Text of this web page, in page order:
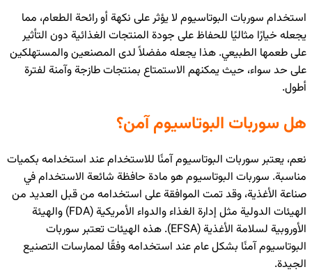
استخدام سوربات البوتاسيوم لا يؤثر على نكهة أو رائحة الطعام، مما
يجعله خيارًا مثاليًا للحفاظ على جودة المنتجات الغذائية دون التأثير
على طعمها الطبيعي. هذا يجعله مفضلاً لدى المصنعين والمستهلكين
على حد سواء، حيث يمكنهم الاستمتاع بمنتجات طازجة وآمنة لفترة
أطول.
هل سوربات البوتاسيوم آمن؟
نعم، يعتبر سوربات البوتاسيوم آمنًا للاستخدام عند استخدامه بكميات
مناسبة. سوربات البوتاسيوم هو مادة حافظة شائعة الاستخدام في
صناعة الأغذية، وقد تمت الموافقة على استخدامه من قبل العديد من
الهيئات الدولية مثل إدارة الغذاء والدواء الأمريكية (FDA) والهيئة
الأوروبية لسلامة الأغذية (EFSA). هذه الهيئات تعتبر سوربات
البوتاسيوم آمنًا بشكل عام عند استخدامه وفقًا لممارسات التصنيع
الجيدة.